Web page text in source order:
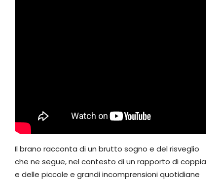
Il brano racconta di un brutto sogno e del risveglio
che ne segue, nel contesto di un rapporto di coppia
e delle piccole e grandi incomprensioni quotidiane